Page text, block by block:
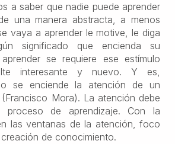
a saber que nadie puede aprender
una manera abstracta, a menos
vaya a aprender le motive, le diga
significado que encienda su
se requiere ese estímulo
interesante y nuevo. Y es,
se enciende la atención de un
Mora). La atención debe
proceso de aprendizaje. Con la
las ventanas de la atención, foco
de conocimiento.